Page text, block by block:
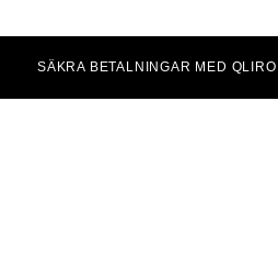
SÄKRA BETALNINGAR MED QLIRO